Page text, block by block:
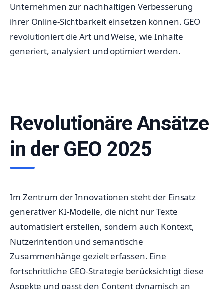
Unternehmen zur nachhaltigen Verbesserung
ihrer Online-Sichtbarkeit einsetzen können. GEO
revolutioniert die Art und Weise, wie Inhalte
generiert, analysiert und optimiert werden.
Revolutionäre Ansätze
in der GEO 2025
Im Zentrum der Innovationen steht der Einsatz
generativer KI-Modelle, die nicht nur Texte
automatisiert erstellen, sondern auch Kontext,
Nutzerintention und semantische
Zusammenhänge gezielt erfassen. Eine
fortschrittliche GEO-Strategie berücksichtigt diese
Aspekte und passt den Content dynamisch an